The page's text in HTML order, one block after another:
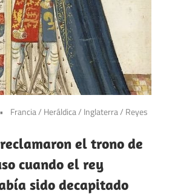
Francia/ Heráldica/ Inglaterra/ Reyes
el trono de
cuando el rey
sido decapitado